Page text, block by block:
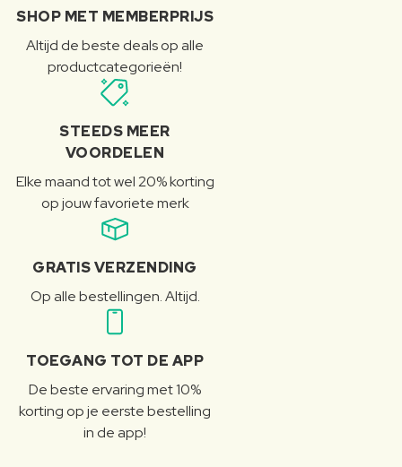
SHOP MET MEMBERPRIJS
Altijd de beste deals op alle
productcategorieën!
STEEDS MEER
VOORDELEN
Elke maand tot wel 20% korting
op jouw favoriete merk
GRATIS VERZENDING
Op alle bestellingen. Altijd.
TOEGANG TOT DE APP
De beste ervaring met 10%
korting op je eerste bestelling
in de app!